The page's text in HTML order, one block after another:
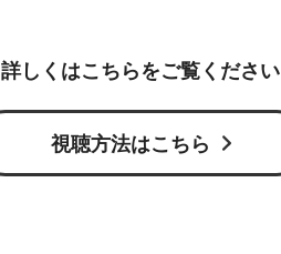
詳しくはこちらをご覧ください
視聴方法はこちら